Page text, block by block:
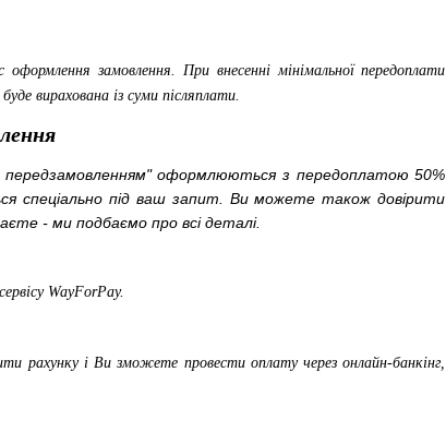
замовлення. При внесенні мінімальної передоплати
вирахована із суми післяплати.
оформлюються з передоплатою 50%
спеціально під ваш запит. Ви можете також довірити
- ми подбаємо про всі деталі.
WayForPay.
рахунку і Ви зможете провести оплату через онлайн-банкінг,